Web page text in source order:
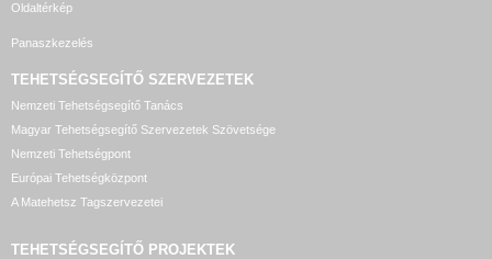
Oldaltérkép
Panaszkezelés
TEHETSÉGSEGÍTŐ SZERVEZETEK
Nemzeti Tehetségsegítő Tanács
Magyar Tehetségsegítő Szervezetek Szövetsége
Nemzeti Tehetségpont
Európai Tehetségközpont
A Matehetsz Tagszervezetei
TEHETSÉGSEGÍTŐ PROJEKTEK